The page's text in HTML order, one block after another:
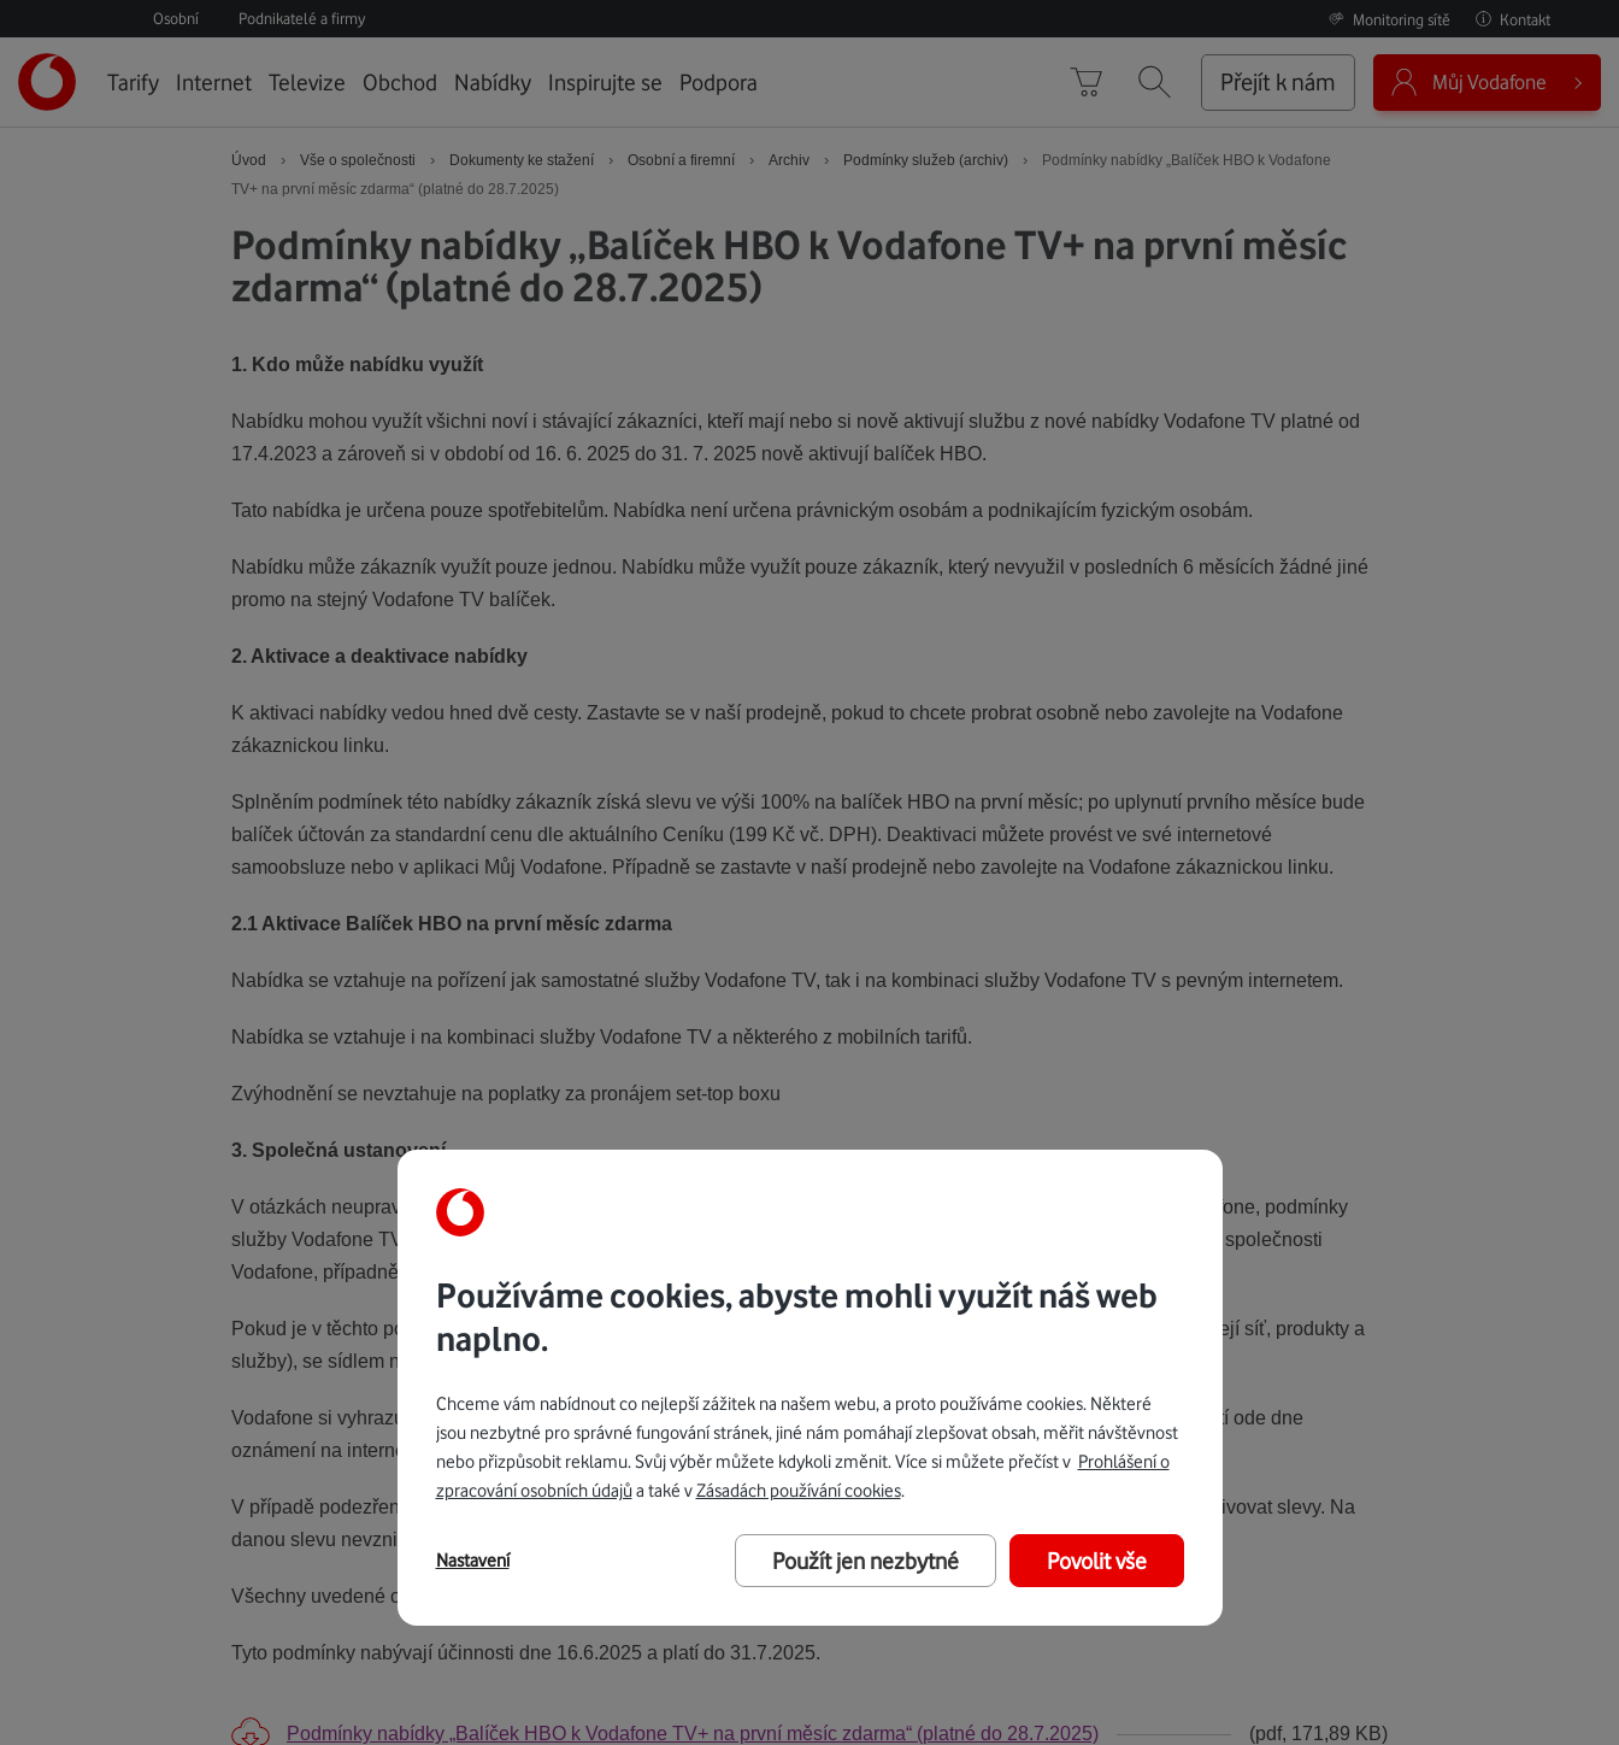
Kontakt
Monitoring sítě
Osobní Podnikatelé a firmy
stránkaTarify Internet Televize Obchod Nabídky Inspirujte se Podpora Košík
VyhledáváníPřejít k nám Můj Vodafone
Úvod › Vše o společnosti › Dokumenty ke stažení › Osobní a firemní › Archiv › Podmínky služeb (archiv) ›
Podmínky nabídky „Balíček HBO k Vodafone
TV+ na první měsíc zdarma“ (platné do 28.7.2025)
Podmínky nabídky „Balíček HBO k Vodafone TV+ na první měsíc
zdarma“ (platné do 28.7.2025)
1. Kdo může nabídku využít
Nabídku mohou využít všichni noví i stávající zákazníci, kteří mají nebo si nově aktivují službu z nové nabídky Vodafone TV platné od
17.4.2023 a zároveň si v období od 16. 6. 2025 do 31. 7. 2025 nově aktivují balíček HBO.
Tato nabídka je určena pouze spotřebitelům. Nabídka není určena právnickým osobám a podnikajícím fyzickým osobám.
Nabídku může zákazník využít pouze jednou. Nabídku může využít pouze zákazník, který nevyužil v posledních 6 měsících žádné jiné
promo na stejný Vodafone TV balíček.
2. Aktivace a deaktivace nabídky
K aktivaci nabídky vedou hned dvě cesty. Zastavte se v naší prodejně, pokud to chcete probrat osobně nebo zavolejte na Vodafone
zákaznickou linku.
Splněním podmínek této nabídky zákazník získá slevu ve výši 100% na balíček HBO na první měsíc; po uplynutí prvního měsíce bude
balíček účtován za standardní cenu dle aktuálního Ceníku (199 Kč vč. DPH). Deaktivaci můžete provést ve své internetové
samoobsluze nebo v aplikaci Můj Vodafone. Případně se zastavte v naší prodejně nebo zavolejte na Vodafone zákaznickou linku.
2.1 Aktivace Balíček HBO na první měsíc zdarma
Nabídka se vztahuje na pořízení jak samostatné služby Vodafone TV, tak i na kombinaci služby Vodafone TV s pevným internetem.
Nabídka se vztahuje i na kombinaci služby Vodafone TV a některého z mobilních tarifů.
Zvýhodnění se nevztahuje na poplatky za pronájem set-top boxu
3. Společná ustanovení
V otázkách neupravených v těchto podmínkách platí Všeobecné podmínky pro poskytování služeb společnosti Vodafone, podmínky
služby Vodafone TV, podmínky příslušných služeb, platný Ceník služeb a podmínky uvedené v tištěných materiálech společnosti
Vodafone, případně na stránkách
Pokud je v těchto podmínkách uveden Vodafone, rozumí se tím česká společnost Vodafone Czech Republic a. s. (a její síť, produkty a
služby), se sídlem náměstí Junkových 2, 155 00 Praha 5, IČ 25788001.
Vodafone si vyhrazuje právo kdykoliv bez uvedení důvodu omezit, ukončit nebo změnit podmínky nabídky, s účinností ode dne
oznámení na internetových stránkách www.vodafone.cz , nebude-li výslovně uveden termín pozdější.
V případě podezření na zneužití nabídky si Vodafone vyhrazuje právo neaktivovat službu na telefonním čísle či deaktivovat slevy. Na
danou slevu nevzniká právní nárok.
Všechny uvedené ceny jsou včetně DPH a platí ke dni účinnosti těchto podmínek.
Tyto podmínky nabývají účinnosti dne 16.6.2025 a platí do 31.7.2025.
Podmínky nabídky „Balíček HBO k Vodafone TV+ na první měsíc zdarma“ (platné do 28.7.2025) (pdf, 171,89 KB)
Používáme cookies, abyste mohli využít náš web
naplno.
Chceme vám nabídnout co nejlepší zážitek na našem webu, a proto používáme cookies. Některé
jsou nezbytné pro správné fungování stránek, jiné nám pomáhají zlepšovat obsah, měřit návštěvnost
nebo přizpůsobit reklamu. Svůj výběr můžete kdykoli změnit. Více si můžete přečíst v Prohlášení o
zpracování osobních údajůa také vZásadách používání cookies.
Použít jen nezbytné Povolit vše
Nastavení